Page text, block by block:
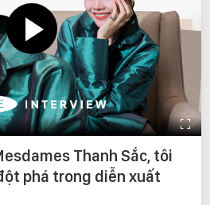
Thanh Sắc, tôi
phá trong diễn xuất